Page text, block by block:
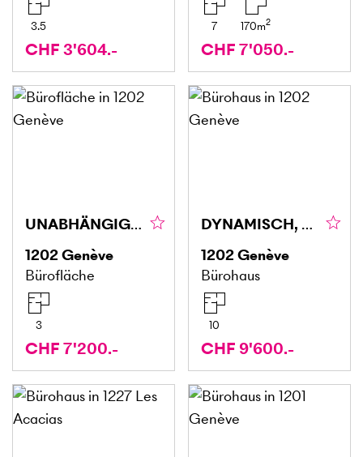
3.5
CHF 3'604.-
7 170m2
CHF 7'050.-
UNABHÄNGIG, RUHIG & ZENTRAL
1202Genève
Bürofläche
3
CHF 7'200.-
DYNAMISCH, MODERN UND ZENTRAL GELEGEN
1202Genève
Bürohaus
10
CHF 9'600.-